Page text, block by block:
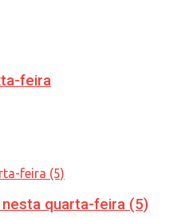
feira
quarta-feira (5)